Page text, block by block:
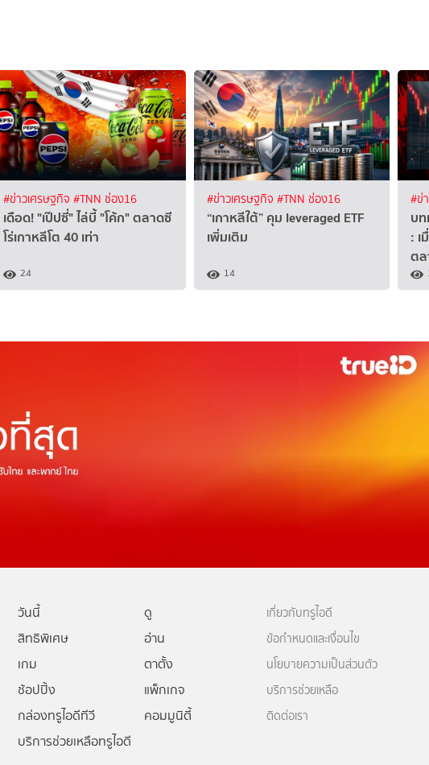
#ข่าวเศรษฐกิจ #TNN ช่อง16
เดือด! "เป๊ปซี่" ไล่บี้ "โค้ก" ตลาดซี
โร่เกาหลีโต 40 เท่า
24
#ข่าวเศรษฐกิจ #TNN ช่อง16
“เกาหลีใต้” คุม leveraged ETF
เพิ่มเติม
14
#ข่
บท
: เ
ต
วันนี้
ดู
สิทธิพิเศษ
อ่าน
เกม
ตาตั้ง
ช้อปปิ้ง
แพ็กเกจ
กล่องทรูไอดีทีวี
คอมมูนิตี้
บริการช่วยเหลือทรูไอดี
เกี่ยวกับทรูไอดี
ข้อกำหนดและเงื่อนไข
นโยบายความเป็นส่วนตัว
บริการช่วยเหลือ
ติดต่อเรา